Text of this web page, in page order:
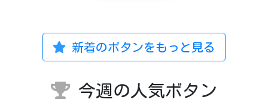
新着のボタンをもっと見る
今週の人気ボタン